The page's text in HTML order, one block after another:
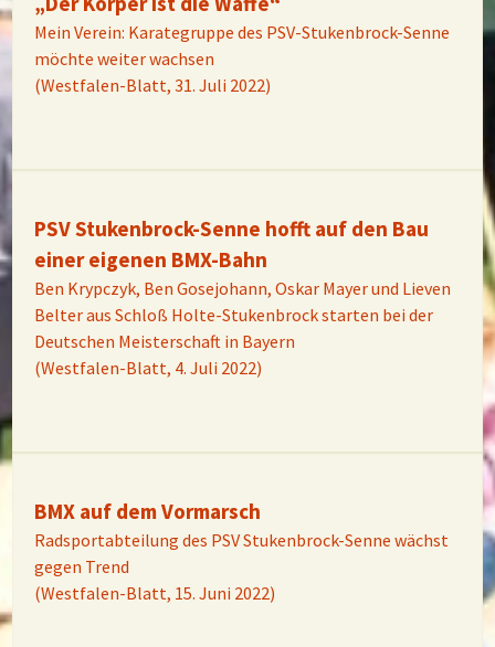
Mein Verein: Karategruppe des PSV-Stukenbrock-Senne
möchte weiter wachsen
(Westfalen-Blatt, 31. Juli 2022)
PSV Stukenbrock-Senne hofft auf den Bau
einer eigenen BMX-Bahn
Ben Krypczyk, Ben Gosejohann, Oskar Mayer und Lieven
Belter aus Schloß Holte-Stukenbrock starten bei der
Deutschen Meisterschaft in Bayern
(Westfalen-Blatt, 4. Juli 2022)
BMX auf dem Vormarsch
Radsportabteilung des PSV Stukenbrock-Senne wächst
gegen Trend
(Westfalen-Blatt, 15. Juni 2022)